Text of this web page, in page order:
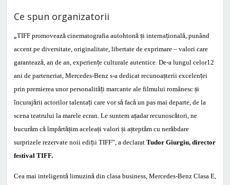
Ce spun organizatorii
„TIFF promoveazăcinematografia autohtonă și internațională, punând
accent pe diversitate, originalitate, libertate de exprimare – valori care
garantează, an de an, experiențe culturale autentice. De-a lungul celor12
ani de parteneriat, Mercedes-Benz s-a dedicat recunoașterii excelenței
prin premierea unor personalități marcante ale filmului românesc și
încurajării actorilor talentați care vor săfacăun pas mai departe, de la
scena teatrului la marele ecran. Le suntem așadar recunoscători, ne
bucurăm căîmpărtășim aceleași valori și așteptăm cu nerăbdare
surprizele rezervate noii ediții TIFF”, a declarat Tudor Giurgiu, director
festival TIFF.
Cea mai inteligentălimuzinădin clasa business, Mercedes-Benz Clasa E,